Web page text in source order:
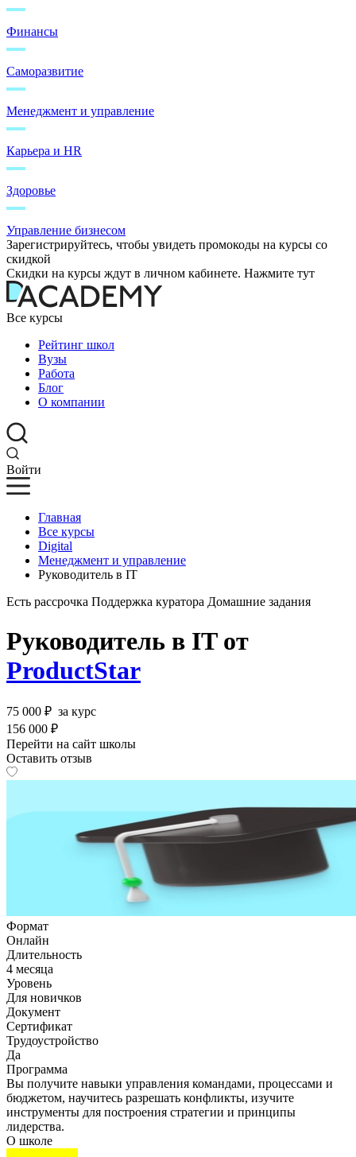
Финансы
Саморазвитие
Менеджмент и управление
Карьера и HR
Здоровье
Управление бизнесом
Зарегистрируйтесь, чтобы увидеть промокоды на курсы со
скидкой
Скидки на курсы ждут в личном кабинете. Нажмите тут
Все курсы
Рейтинг школ
Вузы
Работа
Блог
О компании
Войти
Главная
Все курсы
Digital
Менеджмент и управление
Руководитель в IT
Есть рассрочка Поддержка куратора Домашние задания
Руководитель в IT от
ProductStar
75 000 ₽ за курс
156 000 ₽
Перейти на сайт школы
Оставить отзыв
Формат
Онлайн
Длительность
4 месяца
Уровень
Для новичков
Документ
Сертификат
Трудоустройство
Да
Программа
Вы получите навыки управления командами, процессами и
бюджетом, научитесь разрешать конфликты, изучите
инструменты для построения стратегии и принципы
лидерства.
О школе